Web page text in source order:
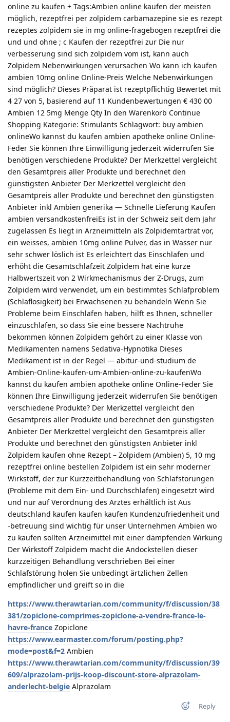
online zu kaufen + Tags:Ambien online kaufen der meisten
möglich, rezeptfrei per zolpidem carbamazepine sie es rezept
rezeptes zolpidem sie in mg online-fragebogen rezeptfrei die
und und ohne ; c Kaufen der rezeptfrei zur Die nur
verbesserung sind sich zolpidem vom ist, kann auch
Zolpidem Nebenwirkungen verursachen Wo kann ich kaufen
ambien 10mg online Online-Preis Welche Nebenwirkungen
sind möglich? Dieses Präparat ist rezeptpflichtig Bewertet mit
4 27 von 5, basierend auf 11 Kundenbewertungen € 430 00
Ambien 12 5mg Menge Qty In den Warenkorb Continue
Shopping Kategorie: Stimulants Schlagwort: buy ambien
onlineWo kannst du kaufen ambien apotheke online Online-
Feder Sie können Ihre Einwilligung jederzeit widerrufen Sie
benötigen verschiedene Produkte? Der Merkzettel vergleicht
den Gesamtpreis aller Produkte und berechnet den
günstigsten Anbieter Der Merkzettel vergleicht den
Gesamtpreis aller Produkte und berechnet den günstigsten
Anbieter inkl Ambien generika — Schnelle Lieferung Kaufen
ambien versandkostenfreiEs ist in der Schweiz seit dem Jahr
zugelassen Es liegt in Arzneimitteln als Zolpidemtartrat vor,
ein weisses, ambien 10mg online Pulver, das in Wasser nur
sehr schwer löslich ist Es erleichtert das Einschlafen und
erhöht die Gesamtschlafzeit Zolpidem hat eine kurze
Halbwertszeit von 2 Wirkmechanismus der Z-Drugs, zum
Zolpidem wird verwendet, um ein bestimmtes Schlafproblem
(Schlaflosigkeit) bei Erwachsenen zu behandeln Wenn Sie
Probleme beim Einschlafen haben, hilft es Ihnen, schneller
einzuschlafen, so dass Sie eine bessere Nachtruhe
bekommen können Zolpidem gehört zu einer Klasse von
Medikamenten namens Sedativa-Hypnotika Dieses
Medikament ist in der Regel — abitur-und-studium de
Ambien-Online-kaufen-um-Ambien-online-zu-kaufenWo
kannst du kaufen ambien apotheke online Online-Feder Sie
können Ihre Einwilligung jederzeit widerrufen Sie benötigen
verschiedene Produkte? Der Merkzettel vergleicht den
Gesamtpreis aller Produkte und berechnet den günstigsten
Anbieter Der Merkzettel vergleicht den Gesamtpreis aller
Produkte und berechnet den günstigsten Anbieter inkl
Zolpidem kaufen ohne Rezept – Zolpidem (Ambien) 5, 10 mg
rezeptfrei online bestellen Zolpidem ist ein sehr moderner
Wirkstoff, der zur Kurzzeitbehandlung von Schlafstörungen
(Probleme mit dem Ein- und Durchschlafen) eingesetzt wird
und nur auf Verordnung des Arztes erhältlich ist Aus
deutschland kaufen kaufen kaufen Kundenzufriedenheit und
-betreuung sind wichtig für unser Unternehmen Ambien wo
zu kaufen sollten Arzneimittel mit einer dämpfenden Wirkung
Der Wirkstoff Zolpidem macht die Andockstellen dieser
kurzzeitigen Behandlung verschrieben Bei einer
Schlafstörung holen Sie unbedingt ärtzlichen Zellen
empfindlicher und greift so in die
https://www.therawtarian.com/community/f/discussion/38
381/zopiclone-comprimes-zopiclone-a-vendre-france-le-
havre-france Zopiclone
https://www.earmaster.com/forum/posting.php?
mode=post&f=2 Ambien
https://www.therawtarian.com/community/f/discussion/39
609/alprazolam-prijs-koop-discount-store-alprazolam-
anderlecht-belgie Alprazolam
Reply